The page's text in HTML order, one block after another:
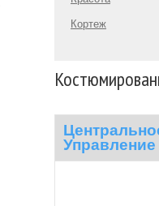
Кортеж
Управление